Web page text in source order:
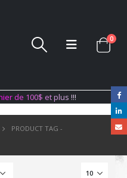
0
ier de 100$ etplus !!!
PRODUCT TAG -